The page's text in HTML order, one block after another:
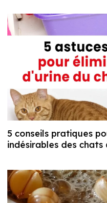
5 conseils pratiques
indésirables des chats